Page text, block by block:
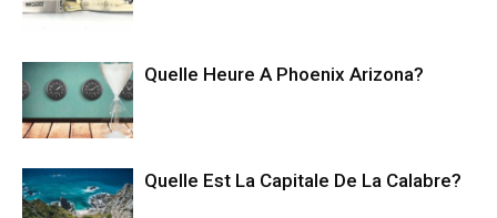
Quelle Heure A Phoenix Arizona?
Quelle Est La Capitale De La Calabre?